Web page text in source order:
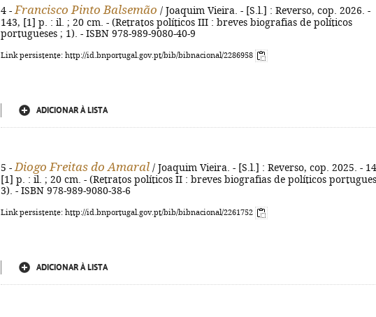
4 - Francisco Pinto Balsemão / Joaquim Vieira. - [S.l.] : Reverso, cop. 2026. -
143, [1] p. : il. ; 20 cm. - (Retratos políticos III : breves biografias de políticos
portugueses ; 1). - ISBN 978-989-9080-40-9
Link persistente: http://id.bnportugal.gov.pt/bib/bibnacional/2286958
ADICIONAR À LISTA
5 - Diogo Freitas do Amaral / Joaquim Vieira. - [S.l.] : Reverso, cop. 2025. -
[1] p. : il. ; 20 cm. - (Retratos políticos II : breves biografias de políticos
3). - ISBN 978-989-9080-38-6
Link persistente: http://id.bnportugal.gov.pt/bib/bibnacional/2261752
ADICIONAR À LISTA